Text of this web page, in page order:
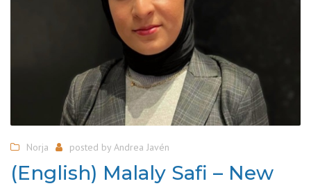
Norja posted by Andrea Javén
(English) Malaly Safi – New